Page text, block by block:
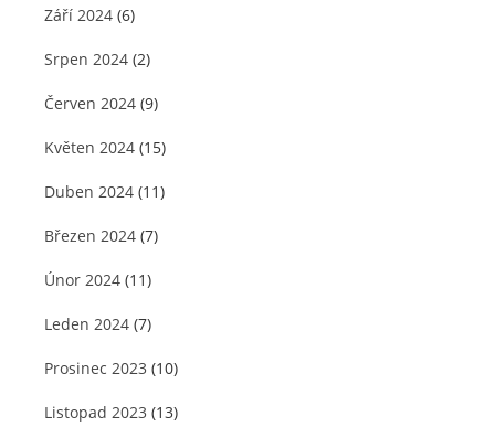
Září 2024 (6)
Srpen 2024 (2)
Červen 2024 (9)
Květen 2024 (15)
Duben 2024 (11)
Březen 2024 (7)
Únor 2024 (11)
Leden 2024 (7)
Prosinec 2023 (10)
Listopad 2023 (13)